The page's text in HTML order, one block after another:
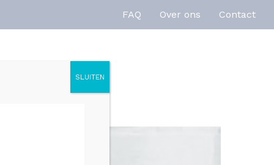
FAQ Over ons Contact
SLUITEN